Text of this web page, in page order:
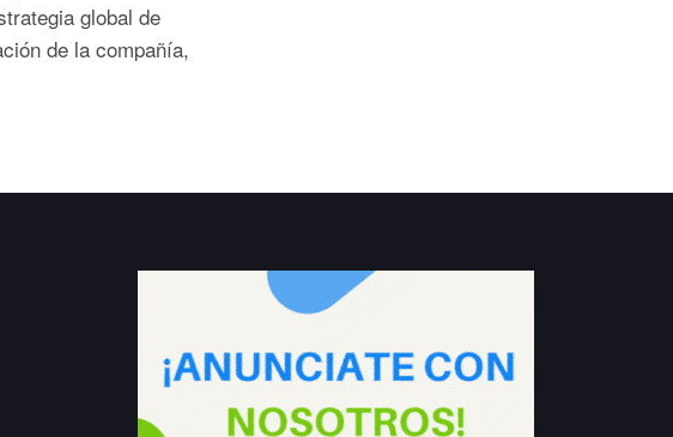
global de
de la compañía,